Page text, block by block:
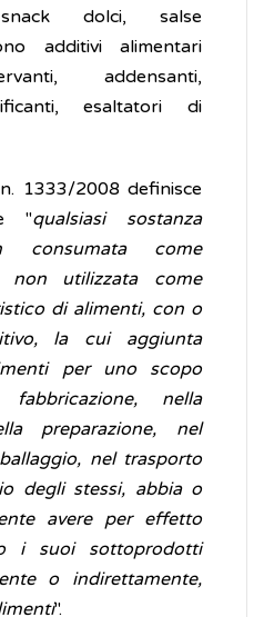
dolci, salse
additivi alimentari
addensanti,
esaltatori di
1333/2008 definisce
"qualsiasi sostanza
consumata come
utilizzata come
di alimenti, con o
la cui aggiunta
per uno scopo
nella
preparazione, nel
nel trasporto
degli stessi, abbia o
avere per effetto
i suoi sottoprodotti
o indirettamente,
".